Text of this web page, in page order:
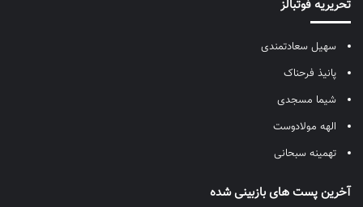
تحریریه فوتبالز
سهیل سعادتمندی
پانیذ فرحناک
شیما مسجدی
الهه مولادوست
تهمینه سبحانی
آخرین پست های بازبینی شده